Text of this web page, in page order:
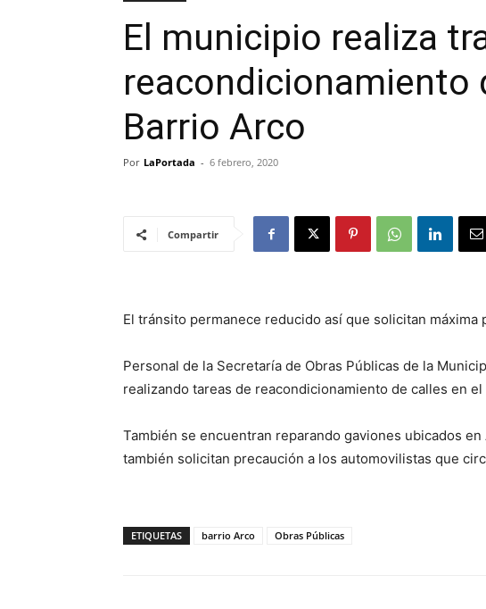
El municipio realiza
reacondicionamiento
Barrio Arco
Por LaPortada - 6 febrero, 2020
Compartir
El tránsito permanece reducido así que solicitan
Personal de la Secretaría de Obras Públicas de la
realizando tareas de reacondicionamiento de calles en el
También se encuentran reparando gaviones ubicados
también solicitan precaución a los automovilistas que
ETIQUETAS barrio Arco Obras Públicas